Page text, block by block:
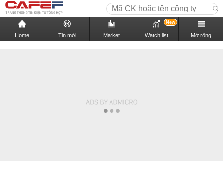
Home Tin mới Market Watch list
New
Mở rộng